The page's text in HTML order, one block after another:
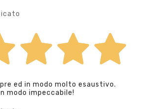
ed in modo molto esaustivo.
modo impeccabile!